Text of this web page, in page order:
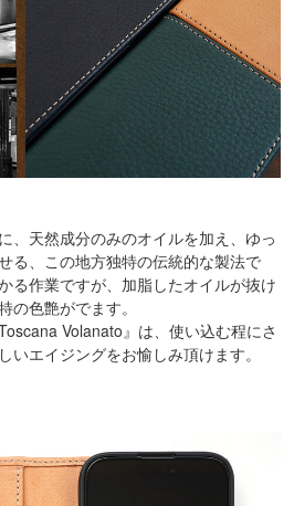
、天然成分のみのオイルを加え、ゆっ
る、この地方独特の伝統的な製法で
る作業ですが、加脂したオイルが抜け
の色艶がでます。
Volanato』は、使い込む程にさ
いエイジングをお愉しみ頂けます。